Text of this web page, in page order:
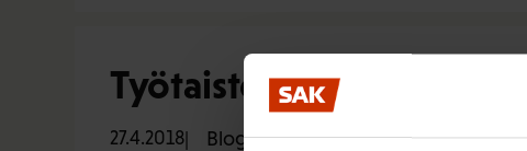
Työtaistelututkijalle
27.4.2018 Blogikirjoitukset